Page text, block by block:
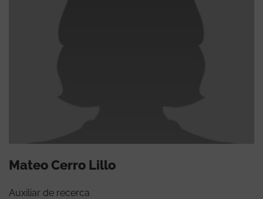
Mateo Cerro Lillo
Auxiliar de recerca